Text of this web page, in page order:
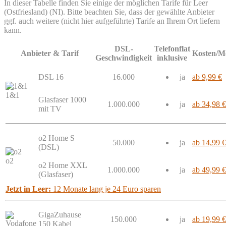
In dieser Tabelle finden Sie einige der möglichen Tarife für Leer
(Ostfriesland) (NI). Bitte beachten Sie, dass der gewählte Anbieter
ggf. auch weitere (nicht hier aufgeführte) Tarife an Ihrem Ort liefern
kann.
Anbieter & Tarif
DSL-
Geschwindigkeit
Telefonflat
inklusive
Kosten/
1&1
DSL 16 16.000 ja ab 9,99 €
Glasfaser 1000
mit TV
1.000.000 ja ab 34,98 €
o2
o2 Home S
(DSL)
50.000 ja ab 14,99 €
o2 Home XXL
(Glasfaser)
1.000.000 ja ab 49,99 €
Jetzt in Leer: 12 Monate lang je 24 Euro sparen
GigaZuhause
150 Kabel
150.000 ja ab 19,99 €